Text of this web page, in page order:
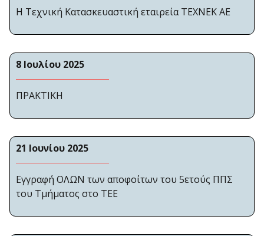
Η Τεχνική Κατασκευαστική εταιρεία ΤΕΧΝΕΚ ΑΕ
8 Ιουλίου 2025
ΠΡΑΚΤΙΚΗ
21 Ιουνίου 2025
Εγγραφή ΟΛΩΝ των αποφοίτων του 5ετούς ΠΠΣ
του Τμήματος στο ΤΕΕ